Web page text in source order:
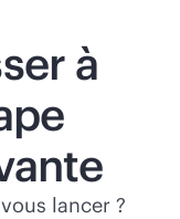
à
lancer ?